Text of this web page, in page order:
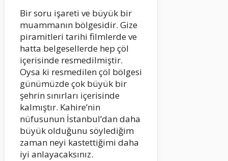
Bir soru işareti ve büyük bir
muammanın bölgesidir. Gize
piramitleri tarihi filmlerde ve
hatta belgesellerde hep çöl
içerisinde resmedilmiştir.
Oysa ki resmedilen çöl bölgesi
günümüzde çok büyük bir
şehrin sınırları içerisinde
kalmıştır. Kahire’nin
nüfusunun İstanbul’dan daha
büyük olduğunu söylediğim
zaman neyi kastettiğimi daha
iyi anlayacaksınız.